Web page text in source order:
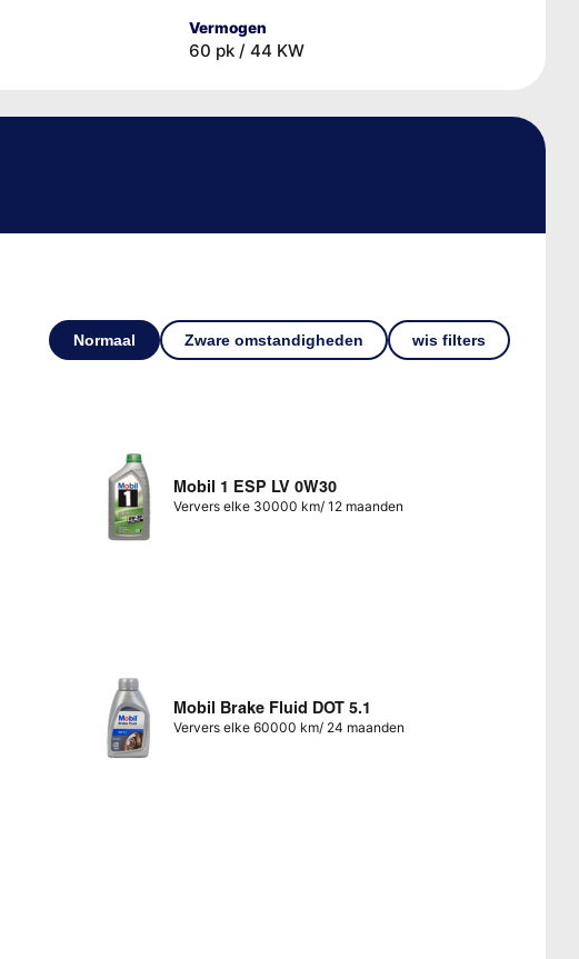
Vermogen
60 pk / 44 KW
Normaal Zware omstandigheden wis filters
Mobil 1 ESP LV 0W30
Ververs elke 30000 km/ 12 maanden
Mobil Brake Fluid DOT 5.1
Ververs elke 60000 km/ 24 maanden